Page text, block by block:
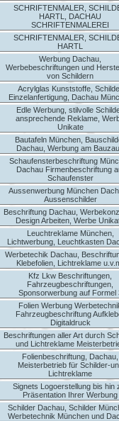
SCHRIFTENMALER,
HARTL, DACHAU
SCHRIFTENMALEREI
SCHRIFTENMALER,
HARTL
Werbung Dachau,
Werbebeschriftungen und
von Schildern
Acrylglas Kunststoffe,
Einzelanfertigung, Dachau
Edle Werbung, stilvolle
ansprechende Reklame,
Unikate
Bautafeln München,
Dachau, Werbung am
Schaufensterbeschriftung
Dachau Firmenbeschriftung
Schaufenster
Aussenwerbung München
Aussenschilder
Beschriftung Dachau,
Design Arbeiten, Werbe
Leuchtreklame München,
Lichtwerbung, Leuchtkasten
Werbetechik Dachau,
Klebefolien, Lichtreklame
Kfz Lkw Beschriftungen,
Fahrzeugbeschriftungen,
Sponsorwerbung auf Formel
Folien Werbung
Fahrzeugbeschriftung
Digitaldruck
Beschriftungen aller Art durch
und Lichtreklame
Folienbeschriftung, Dachau,
Meisterbetrieb für Schilder-
Lichtreklame
Signets Logoerstellung bis hin
Präsentation Ihrer Werbung
Schilder Dachau, Schilder
Werbetechnik München und